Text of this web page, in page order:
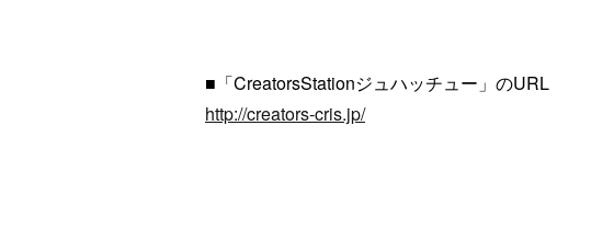
■「CreatorsStationジュハッチュー」のURL
http://creators-cris.jp/